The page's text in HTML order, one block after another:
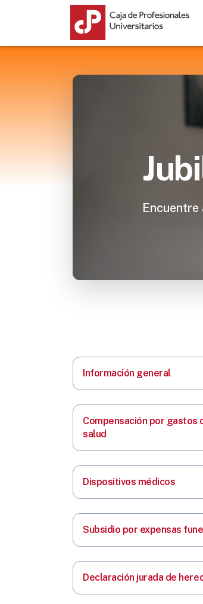
Información general
Compensación por gastos
salud
Dispositivos médicos
Subsidio por expensas
Declaración jurada de